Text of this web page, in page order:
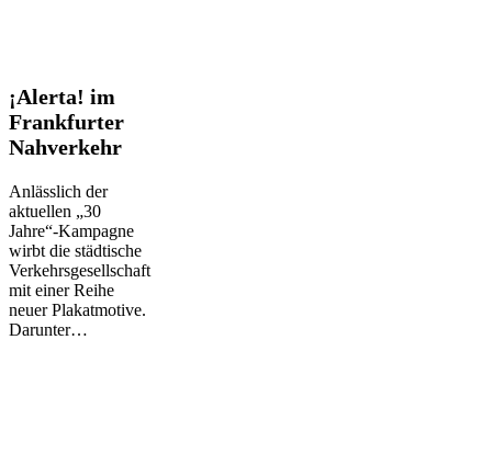
¡Alerta!
im
Frankfurter
Nahverkehr
¡Alerta! im
Frankfurter
Nahverkehr
Anlässlich der
aktuellen „30
Jahre“-Kampagne
wirbt die städtische
Verkehrsgesellschaft
mit einer Reihe
neuer Plakatmotive.
Darunter…